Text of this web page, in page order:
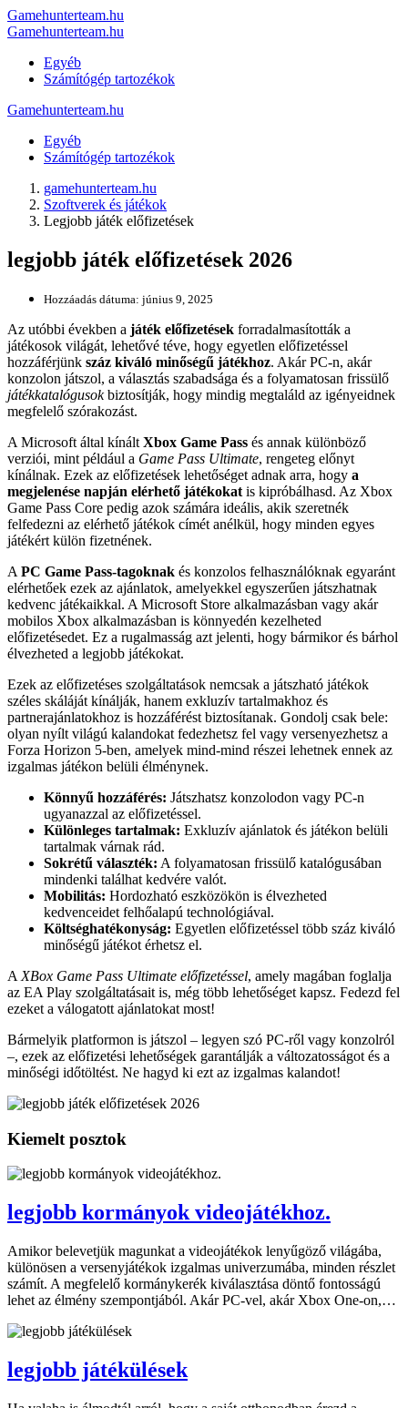
Gamehunterteam.hu
Gamehunterteam.hu
Egyéb
Számítógép tartozékok
Gamehunterteam.hu
Egyéb
Számítógép tartozékok
gamehunterteam.hu
Szoftverek és játékok
Legjobb játék előfizetések
legjobb játék előfizetések 2026
Hozzáadás dátuma: június 9, 2025
Az utóbbi években a játék előfizetések forradalmasították a
játékosok világát, lehetővé téve, hogy egyetlen előfizetéssel
hozzáférjünk száz kiváló minőségű játékhoz. Akár PC-n, akár
konzolon játszol, a választás szabadsága és a folyamatosan frissülő
játékkatalógusokbiztosítják, hogy mindig megtaláld az igényeidnek
megfelelő szórakozást.
A Microsoft által kínált Xbox Game Pass és annak különböző
verziói, mint például a Game Pass Ultimate, rengeteg előnyt
kínálnak. Ezek az előfizetések lehetőséget adnak arra, hogy a
megjelenése napján elérhető játékokat is kipróbálhasd. Az Xbox
Game Pass Core pedig azok számára ideális, akik szeretnék
felfedezni az elérhető játékok címét anélkül, hogy minden egyes
játékért külön fizetnének.
A PC Game Pass-tagoknak és konzolos felhasználóknak egyaránt
elérhetőek ezek az ajánlatok, amelyekkel egyszerűen játszhatnak
kedvenc játékaikkal. A Microsoft Store alkalmazásban vagy akár
mobilos Xbox alkalmazásban is könnyedén kezelheted
előfizetésedet. Ez a rugalmasság azt jelenti, hogy bármikor és bárhol
élvezheted a legjobb játékokat.
Ezek az előfizetéses szolgáltatások nemcsak a játszható játékok
széles skáláját kínálják, hanem exkluzív tartalmakhoz és
partnerajánlatokhoz is hozzáférést biztosítanak. Gondolj csak bele:
olyan nyílt világú kalandokat fedezhetsz fel vagy versenyezhetsz a
Forza Horizon 5-ben, amelyek mind-mind részei lehetnek ennek az
izgalmas játékon belüli élménynek.
Könnyű hozzáférés: Játszhatsz konzolodon vagy PC-n
ugyanazzal az előfizetéssel.
Különleges tartalmak: Exkluzív ajánlatok és játékon belüli
tartalmak várnak rád.
Sokrétű választék: A folyamatosan frissülő katalógusában
mindenki találhat kedvére valót.
Mobilitás: Hordozható eszközökön is élvezheted
kedvenceidet felhőalapú technológiával.
Költséghatékonyság: Egyetlen előfizetéssel több száz kiváló
minőségű játékot érhetsz el.
A XBox Game Pass Ultimate előfizetéssel, amely magában foglalja
az EA Play szolgáltatásait is, még több lehetőséget kapsz. Fedezd fel
ezeket a válogatott ajánlatokat most!
Bármelyik platformon is játszol – legyen szó PC-ről vagy konzolról
–, ezek az előfizetési lehetőségek garantálják a változatosságot és a
minőségi időtöltést. Ne hagyd ki ezt az izgalmas kalandot!
Kiemelt posztok
legjobb kormányok videojátékhoz.
Amikor belevetjük magunkat a videojátékok lenyűgöző világába,
különösen a versenyjátékok izgalmas univerzumába, minden részlet
számít. A megfelelő kormánykerék kiválasztása döntő fontosságú
lehet az élmény szempontjából. Akár PC-vel, akár Xbox One-on,…
legjobb játékülések